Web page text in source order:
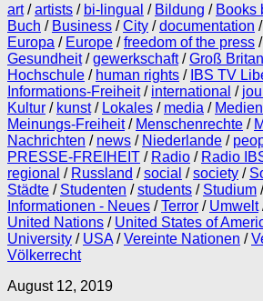
art/artists / bi-lingual / Bildung / Books
Buch / Business /City /documentation /
Europa / Europe /freedom of the press /
Gesundheit/gewerkschaft/Groß
Hochschule / human rights / IBS TV
Informations-Freiheit/ international /
Kultur / kunst/ Lokales / media / Medien
Meinungs-Freiheit/ Menschenrechte /
Nachrichten / news / Niederlande /
PRESSE-FREIHEIT / Radio / Radio
regional / Russland /social /society /
Städte / Studenten /students / Studium
Informationen - Neues /Terror / Umwelt
United Nations / United States of
University / USA /Vereinte Nationen /
Völkerrecht
August 12, 2019